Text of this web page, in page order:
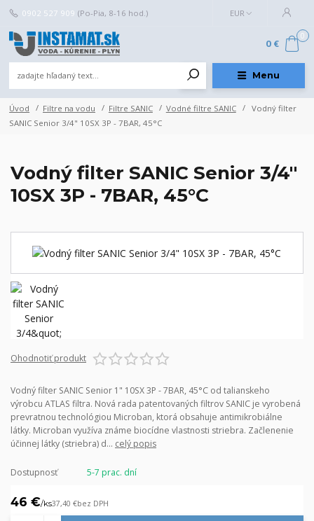
Menu
EUR
0902 527 909 (Po-Pia, 8-16 hod.)
0
0 €
Úvod Filtre na vodu Filtre SANIC Vodné filtre SANIC
Vodný filter
SANIC Senior 3/4" 10SX 3P - 7BAR, 45°C
Vodný filter SANIC Senior 3/4"
10SX 3P - 7BAR, 45°C
Ohodnotiť produkt
Vodný filter SANIC Senior 1" 10SX 3P - 7BAR, 45°C od talianskeho
výrobcu ATLAS filtra. Nová rada patentovaných filtrov SANIC je vyrobená
prevratnou technológiou Microban, ktorá obsahuje antimikrobiálne
látky. Microban využíva známe biocídne vlastnosti striebra. Začlenenie
účinnej látky (striebra) d... celý popis
Dostupnosť 5-7 prac. dní
46 €/ks37,40 €bez DPH